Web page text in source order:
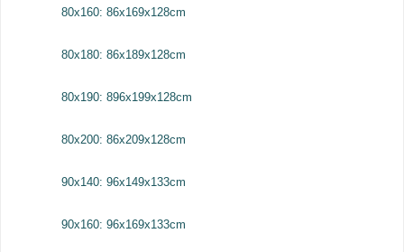
80x160: 86x169x128cm
80x180: 86x189x128cm
80x190: 896x199x128cm
80x200: 86x209x128cm
90x140: 96x149x133cm
90x160: 96x169x133cm